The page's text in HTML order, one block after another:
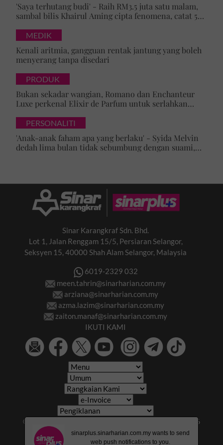
'Saya terhutang budi' - Raih RM3.5 juta satu malam,
sambal bilis Khairul Aming cipta fenomena, catat 5
MEDIK
Kenali aritmia, gangguan rentak jantung yang boleh
menyerang tanpa disedari
PRODUK
Bukan sekadar wangian, Romano dan Enchanteur
Luxe perkenal Elixir de Parfum untuk serlahkan
PERSONALITI
'Anak-anak faham apa yang berlaku' - Syida Melvin
dedah lima bulan tidak sebumbung dengan suami,
Sinar Karangkraf Sdn. Bhd.
Lot 1, Jalan Renggam 15/5, Persiaran Selangor,
Seksyen 15, 40000 Shah Alam Selangor, Malaysia
6019-2329 032
meen.tahrin@sinarharian.com.my
arziana@sinarharian.com.my
azma.lazim@sinarharian.com.my
zaiton.manaf@sinarharian.com.my
IKUTI KAMI
© 2026 All Rights Reserved • Karangkraf Group • © 2026
Hakcipta Terpelihara • Kumpulan Karangkraf